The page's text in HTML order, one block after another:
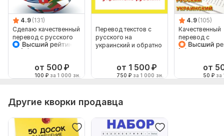
4.9 (131)
Сделаю качественный
перевод с русского
на украинский и
от 500 ₽
100 ₽ за 1 000 зн.
Перевод текстов с
русского на
украинский и обратно
от 1 500 ₽
750 ₽ за 1 000 зн.
4.9 (105)
Качественный
перевод с
украинского
от
50 ₽ за
Другие кворки продавца